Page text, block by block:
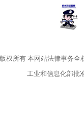
版权所有本网站法律事务全
工业和信息化部批